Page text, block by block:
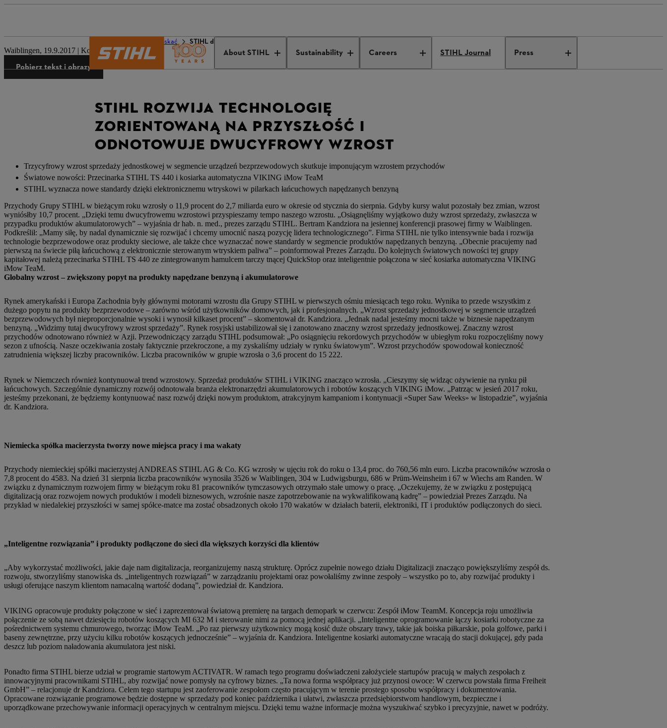
About STIHL Sustainability Careers STIHL Journal Press
Naciskać STIHL develops future-focused technology and records double-digit growth
Waiblingen, 19.9.2017 | Komunikat prasowy firmy
Pobierz tekst i obrazy
STIHL ROZWIJA TECHNOLOGIĘ
ZORIENTOWANĄ NA PRZYSZŁOŚĆ I
ODNOTOWUJE DWUCYFROWY WZROST
Trzycyfrowy wzrost sprzedaży jednostkowej w segmencie urządzeń bezprzewodowych skutkuje imponującym wzrostem przychodów
Światowe nowości: Przecinarka STIHL TS 440 i kosiarka automatyczna VIKING iMow TeaM
STIHL wyznacza nowe standardy dzięki elektronicznemu wtryskowi w pilarkach łańcuchowych napędzanych benzyną
Przychody Grupy STIHL w bieżącym roku wzrosły o 11,9 procent do 2,7 miliarda euro w okresie od stycznia do sierpnia. Gdyby kursy walut pozostały bez zmian, wzrost
wyniósłby 10,7 procent. „Dzięki temu dwucyfrowemu wzrostowi przyspieszamy tempo naszego wzrostu. „Osiągnęliśmy wyjątkowo duży wzrost sprzedaży, zwłaszcza w
przypadku produktów akumulatorowych” – wyjaśnia dr hab. n. med., prezes zarządu STIHL. Bertram Kandziora na jesiennej konferencji prasowej firmy w Waiblingen.
Podkreślił: „Mamy siłę, by nadal dynamicznie się rozwijać i chcemy umocnić naszą pozycję lidera technologicznego”. Firma STIHL nie tylko intensywnie bada i rozwija
technologie bezprzewodowe oraz produkty sieciowe, ale także chce wyznaczać nowe standardy w segmencie produktów napędzanych benzyną. „Obecnie pracujemy nad
pierwszą na świecie piłą łańcuchową z elektronicznie sterowanym wtryskiem paliwa” – poinformował Prezes Zarządu. Do kolejnych światowych nowości tej grupy
kapitałowej należą przecinarka STIHL TS 440 ze zintegrowanym hamulcem tarczy tnącej QuickStop oraz inteligentnie połączona w sieć kosiarka automatyczna VIKING
iMow TeaM.
Globalny wzrost – zwiększony popyt na produkty napędzane benzyną i akumulatorowe
Rynek amerykański i Europa Zachodnia były głównymi motorami wzrostu dla Grupy STIHL w pierwszych ośmiu miesiącach tego roku. Wynika to przede wszystkim z
dużego popytu na produkty bezprzewodowe – zarówno wśród użytkowników domowych, jak i profesjonalnych. „Wzrost sprzedaży jednostkowej w segmencie urządzeń
bezprzewodowych był nieproporcjonalnie wysoki i wynosił kilkaset procent” – skomentował dr. Kandziora. „Jednak nadal jesteśmy mocni także w biznesie napędzanym
benzyną. „Widzimy tutaj dwucyfrowy wzrost sprzedaży”. Rynek rosyjski ustabilizował się i zanotowano znaczny wzrost sprzedaży jednostkowej. Znaczny wzrost
przychodów odnotowano również w Azji. Przewodniczący zarządu STIHL podsumował: „Po osiągnięciu rekordowych przychodów w ubiegłym roku rozpoczęliśmy nowy
sezon z ufnością. Nasze oczekiwania zostały faktycznie przekroczone, a my zyskaliśmy udziały w rynku światowym”. Wzrost przychodów spowodował konieczność
zatrudnienia większej liczby pracowników. Liczba pracowników w grupie wzrosła o 3,6 procent do 15 222.
Rynek w Niemczech również kontynuował trend wzrostowy. Sprzedaż produktów STIHL i VIKING znacząco wzrosła. „Cieszymy się widząc ożywienie na rynku pił
łańcuchowych. Szczególnie dynamiczny rozwój odnotowała branża elektronarzędzi akumulatorowych i robotów koszących VIKING iMow. „Patrząc w jesień 2017 roku,
jesteśmy przekonani, że będziemy kontynuować nasz rozwój dzięki nowym produktom, atrakcyjnym kampaniom i kontynuacji «Super Saw Weeks» w listopadzie”, wyjaśnia
dr. Kandziora.
Niemiecka spółka macierzysta tworzy nowe miejsca pracy i ma wakaty
Przychody niemieckiej spółki macierzystej ANDREAS STIHL AG & Co. KG wzrosły w ujęciu rok do roku o 13,4 proc. do 760,56 mln euro. Liczba pracowników wzrosła o
7,8 procent do 4583. Na dzień 31 sierpnia liczba pracowników wynosiła 3526 w Waiblingen, 304 w Ludwigsburgu, 686 w Prüm-Weinsheim i 67 w Wiechs am Randen. W
związku z dynamicznym rozwojem firmy w bieżącym roku 81 pracowników tymczasowych otrzymało stałe umowy o pracę. „Oczekujemy, że w związku z postępującą
digitalizacją oraz rozwojem nowych produktów i modeli biznesowych, wzrośnie nasze zapotrzebowanie na wykwalifikowaną kadrę” – powiedział Prezes Zarządu. Na
przykład w niedalekiej przyszłości w samej spółce-matce ma zostać obsadzonych około 170 wakatów w działach baterii, elektroniki, IT i produktów podłączonych do sieci.
„Inteligentne rozwiązania” i produkty podłączone do sieci dla większych korzyści dla klientów
„Aby wykorzystać możliwości, jakie daje nam digitalizacja, reorganizujemy naszą strukturę. Oprócz zupełnie nowego działu Digitalizacji znacząco powiększyliśmy zespół ds.
rozwoju, stworzyliśmy stanowiska ds. „inteligentnych rozwiązań” w zarządzaniu projektami oraz powołaliśmy zwinne zespoły – wszystko po to, aby rozwijać produkty i
usługi oferujące naszym klientom namacalną wartość dodaną”, powiedział dr. Kandziora.
VIKING opracowuje produkty połączone w sieć i zaprezentował światową premierę na targach demopark w czerwcu: Zespół iMow TeamM. Koncepcja roju umożliwia
połączenie ze sobą nawet dziesięciu robotów koszących MI 632 M i sterowanie nimi za pomocą jednej aplikacji. „Inteligentne oprogramowanie łączy kosiarki robotyczne za
pośrednictwem systemu chmurowego, tworząc iMow TeaM. „Po raz pierwszy użytkownicy mogą kosić duże obszary trawy, takie jak boiska piłkarskie, pola golfowe, parki i
baseny zewnętrzne, przy użyciu kilku robotów koszących jednocześnie” – wyjaśnia dr. Kandziora. Inteligentne kosiarki automatyczne wracają do stacji dokującej, gdy pada
deszcz lub poziom naładowania akumulatora jest niski.
Ponadto firma STIHL bierze udział w programie startowym ACTIVATR. W ramach tego programu doświadczeni założyciele startupów pracują w małych zespołach z
innowacyjnymi pracownikami STIHL, aby rozwijać nowe pomysły na cyfrowy biznes. „Ta nowa forma współpracy już przynosi owoce: W czerwcu powstała firma Freiheit
GmbH” – relacjonuje dr Kandziora. Celem tego startupu jest zaoferowanie zespołom często pracującym w terenie prostego sposobu współpracy i dokumentowania.
Opracowane rozwiązanie programowe będzie dostępne w sprzedaży pod koniec października i ułatwi, zwłaszcza przedsiębiorstwom handlowym, bezpieczne i
uporządkowane przechowywanie informacji operacyjnych w centralnym miejscu. Dzięki temu ważne informacje można wyszukiwać szybko i precyzyjnie, nawet w podróży.